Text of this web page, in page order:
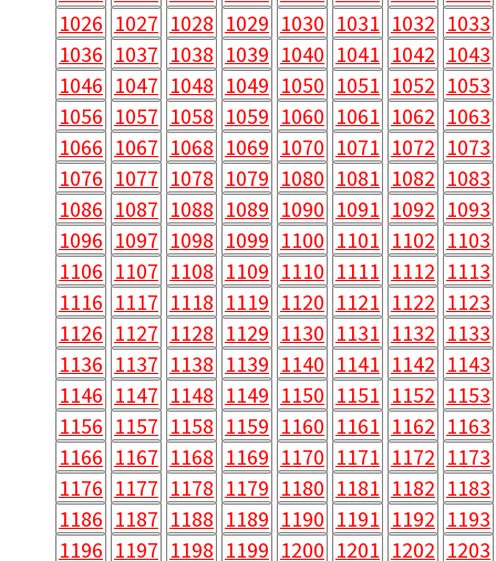
1026 1027 1028 1029 1030 1031 1032 1033
1036 1037 1038 1039 1040 1041 1042 1043
1046 1047 1048 1049 1050 1051 1052 1053
1056 1057 1058 1059 1060 1061 1062 1063
1066 1067 1068 1069 1070 1071 1072 1073
1076 1077 1078 1079 1080 1081 1082 1083
1086 1087 1088 1089 1090 1091 1092 1093
1096 1097 1098 1099 1100 1101 1102 1103
1106 1107 1108 1109 1110 1111 1112 1113
1116 1117 1118 1119 1120 1121 1122 1123
1126 1127 1128 1129 1130 1131 1132 1133
1136 1137 1138 1139 1140 1141 1142 1143
1146 1147 1148 1149 1150 1151 1152 1153
1156 1157 1158 1159 1160 1161 1162 1163
1166 1167 1168 1169 1170 1171 1172 1173
1176 1177 1178 1179 1180 1181 1182 1183
1186 1187 1188 1189 1190 1191 1192 1193
1196 1197 1198 1199 1200 1201 1202 1203